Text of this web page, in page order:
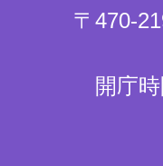
〒470-
開庁